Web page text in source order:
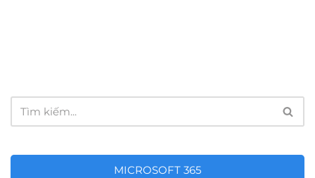
MICROSOFT 365